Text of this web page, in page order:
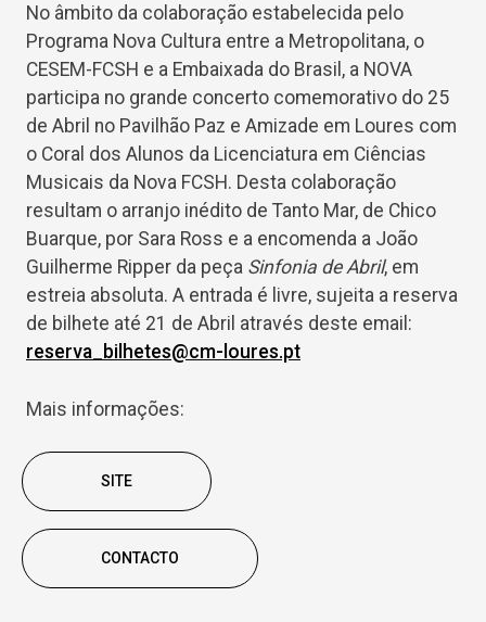
No âmbito da colaboração estabelecida pelo
Programa Nova Cultura entre a Metropolitana, o
CESEM-FCSH e a Embaixada do Brasil, a NOVA
participa no grande concerto comemorativo do 25
de Abril no Pavilhão Paz e Amizade em Loures com
o Coral dos Alunos da Licenciatura em Ciências
Musicais da Nova FCSH. Desta colaboração
resultam o arranjo inédito de Tanto Mar, de Chico
Buarque, por Sara Ross e a encomenda a João
Guilherme Ripper da peça Sinfonia de Abril, em
estreia absoluta. A entrada é livre, sujeita a reserva
de bilhete até 21 de Abril através deste email:
reserva_bilhetes@cm-loures.pt
Mais informações:
SITE
CONTACTO